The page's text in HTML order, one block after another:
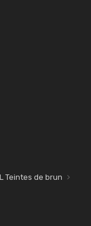
Teintes de brun